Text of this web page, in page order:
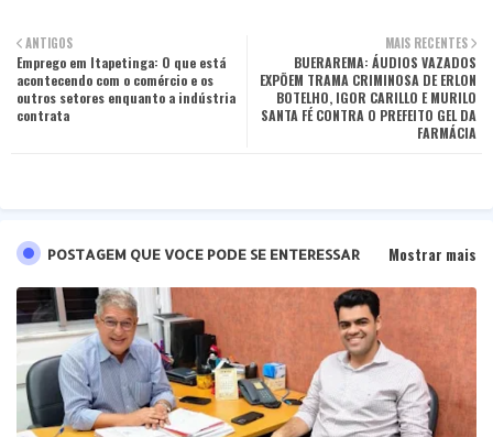
ter
pp
MAIS RECENTES
BUERAREMA: ÁUDIOS VAZADOS
EXPÕEM TRAMA CRIMINOSA DE ERLON
BOTELHO, IGOR CARILLO E MURILO
SANTA FÉ CONTRA O PREFEITO GEL DA
FARMÁCIA
ANTIGOS
Emprego em Itapetinga: O que está
acontecendo com o comércio e os
outros setores enquanto a indústria
contrata
POSTAGEM QUE VOCE PODE SE ENTERESSAR Mostrar mais